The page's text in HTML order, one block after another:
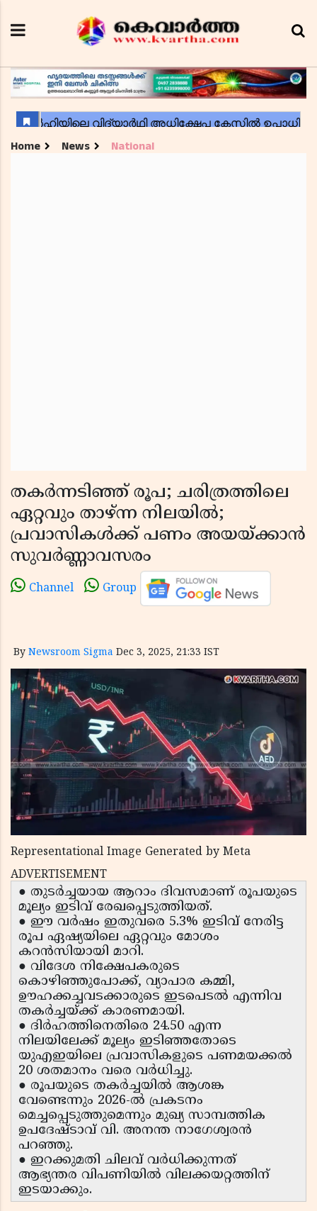
Home News National
തകർന്നടിഞ്ഞ് രൂപ; ചരിത്രത്തിലെ
ഏറ്റവും താഴ്ന്ന നിലയിൽ;
പ്രവാസികൾക്ക് പണം അയയ്ക്കാൻ
സുവർണ്ണാവസരം
Channel Group
By Newsroom Sigma Dec 3, 2025, 21:33 IST
Representational Image Generated by Meta
ADVERTISEMENT
● തുടർച്ചയായ ആറാം ദിവസമാണ് രൂപയുടെ
മൂല്യം ഇടിവ് രേഖപ്പെടുത്തിയത്.
● ഈ വർഷം ഇതുവരെ 5.3% ഇടിവ് നേരിട്ട
രൂപ ഏഷ്യയിലെ ഏറ്റവും മോശം
കറൻസിയായി മാറി.
● വിദേശ നിക്ഷേപകരുടെ
കൊഴിഞ്ഞുപോക്ക്, വ്യാപാര കമ്മി,
ഊഹക്കച്ചവടക്കാരുടെ ഇടപെടൽ എന്നിവ
തകർച്ചയ്ക്ക് കാരണമായി.
● ദിർഹത്തിനെതിരെ 24.50 എന്ന
നിലയിലേക്ക് മൂല്യം ഇടിഞ്ഞതോടെ
യുഎഇയിലെ പ്രവാസികളുടെ പണമയക്കൽ
20 ശതമാനം വരെ വർധിച്ചു.
● രൂപയുടെ തകർച്ചയിൽ ആശങ്ക
വേണ്ടെന്നും 2026-ൽ പ്രകടനം
മെച്ചപ്പെടുത്തുമെന്നും മുഖ്യ സാമ്പത്തിക
ഉപദേഷ്ടാവ് വി. അനന്ത നാഗേശ്വരൻ
പറഞ്ഞു.
● ഇറക്കുമതി ചിലവ് വർധിക്കുന്നത്
ആഭ്യന്തര വിപണിയിൽ വിലക്കയറ്റത്തിന്
ഇടയാക്കും.